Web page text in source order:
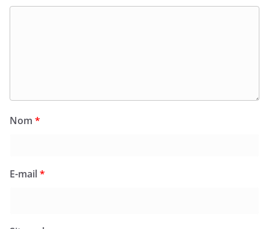
Nom *
E-mail*